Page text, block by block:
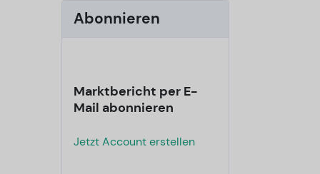
Abonnieren
Marktbericht per E-
Mail abonnieren
Jetzt Account erstellen